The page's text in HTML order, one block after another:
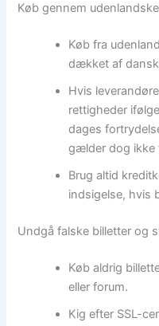
Køb gennem
Køb fra
dækket af
Hvis
rettigheder
dages
gælder dog ikke
Brug altid
indsigelse, hvis
Undgå falske billetter og
Køb aldrig
eller forum.
Kig efter SSL-